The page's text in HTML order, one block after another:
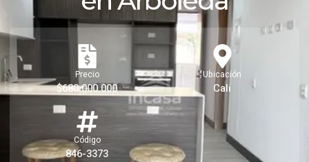
Precio
$680.000.000
Ubicación
Cali
Código
846-3373